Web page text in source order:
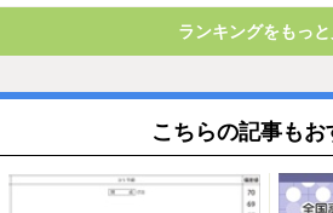
ランキングをもっ
こちらの記事もお